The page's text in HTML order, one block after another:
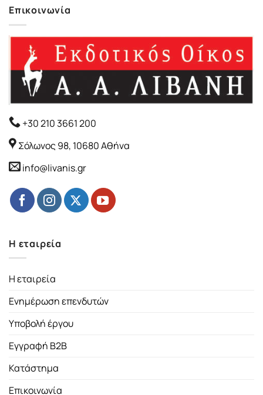
Επικοινωνία
+30 210 3661 200
Σόλωνος 98, 10680 Αθήνα
info@livanis.gr
Η εταιρεία
Η εταιρεία
Ενημέρωση επενδυτών
Υποβολή έργου
Εγγραφή B2B
Κατάστημα
Επικοινωνία